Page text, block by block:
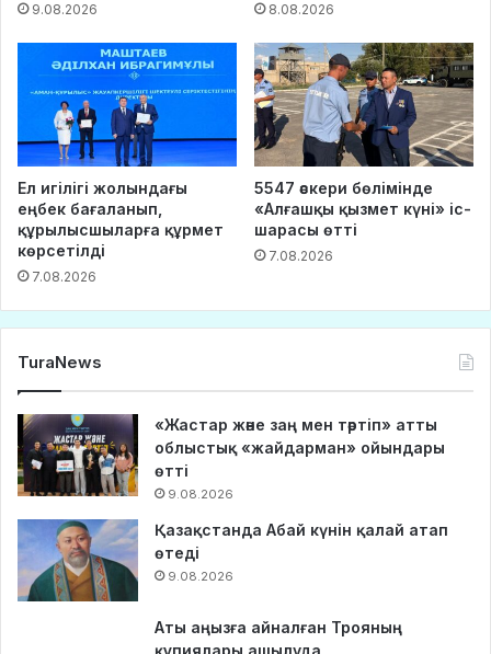
9.08.2026 8.08.2026
Ел игілігі жолындағы
еңбек бағаланып,
құрылысшыларға құрмет
көрсетілді
7.08.2026
5547 әскери бөлімінде
«Алғашқы қызмет күні» іс-
шарасы өтті
7.08.2026
TuraNews
«Жастар және заң мен тәртіп» атты
облыстық «жайдарман» ойындары
өтті
9.08.2026
Қазақстанда Абай күнін қалай атап
өтеді
9.08.2026
Аты аңызға айналған Трояның